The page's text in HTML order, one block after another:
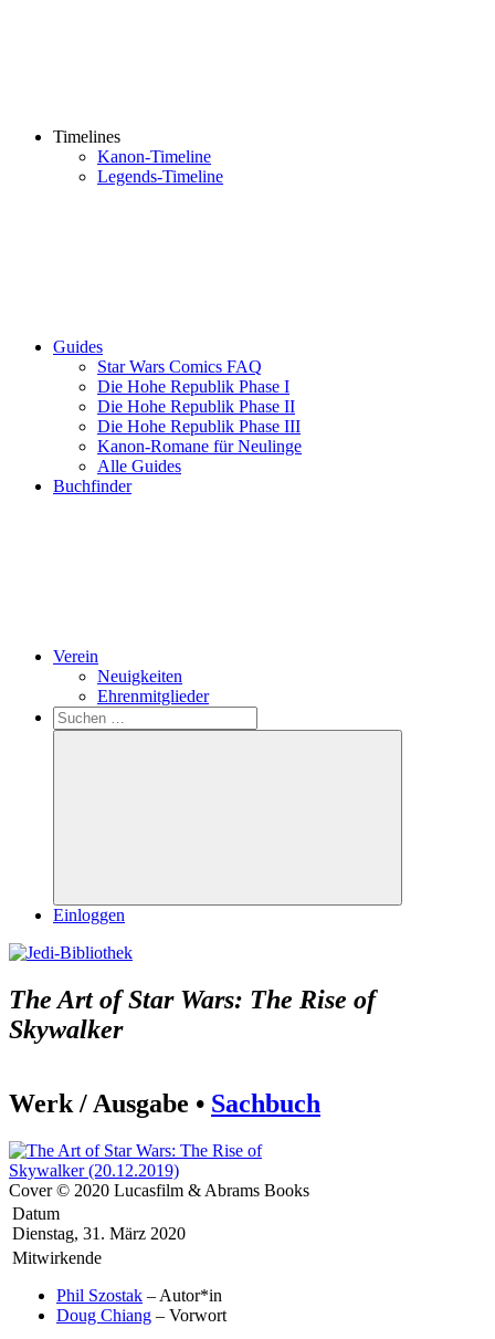
Timelines
Kanon-Timeline
Legends-Timeline
Guides
Star Wars Comics FAQ
Die Hohe Republik Phase I
Die Hohe Republik Phase II
Die Hohe Republik Phase III
Kanon-Romane für Neulinge
Alle Guides
Buchfinder
Verein
Neuigkeiten
Ehrenmitglieder
Search
Suchen
nach:
Suchen
Einloggen
The Art of Star Wars: The Rise of
Skywalker
Werk / Ausgabe • Sachbuch
Cover © 2020 Lucasfilm & Abrams Books
Datum
Dienstag, 31. März 2020
Mitwirkende
Phil Szostak – Autor*in
Doug Chiang – Vorwort